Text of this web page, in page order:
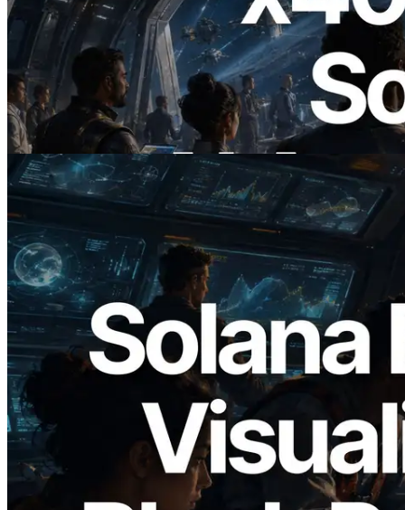
2026.07.04
ERPC ra mắt Solana RPC hỗ trợ x402 —
Mở ra thời đại AI Agent trả tiền theo nhu
cầu cho API cần dùng
Đọc bài viết này
2026.05.24
Validators Solutions ra mắt Solana Block
Analyzer — Trực quan hóa thời gian tạo
block và validator phụ trách theo từng
slot